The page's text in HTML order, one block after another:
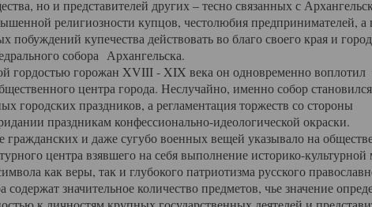
но и представителей других – тесно связанных с
религиозности купцов, честолюбия предпринимателей, а
побуждений купечества действовать во благо своего края и
собора Архангельска.
горожан XVIII - XIX века он одновременно воплотил
центра города. Неслучайно, именно собор
городских праздников, а регламентация торжеств со стороны
праздникам конфессионально-идеологической окраски.
и даже сугубо военных вещей указывало на
центра взявшего на себя выполнение историко-
как веры, так и глубокого патриотизма русского
значительное количество предметов, чье значение